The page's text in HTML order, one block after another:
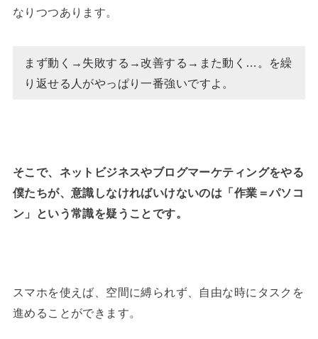
なりつつあります。
まず動く→失敗する→改善する→また動く…。を繰
り返せる人がやっぱり一番強いですよ。
そこで、ネットビジネスやブログマーケティングをやる
僕たちが、意識しなければいけないのは「作業＝パソコ
ン」という常識を疑うことです。
スマホを使えば、空間に縛られず、自由な時にタスクを
進めることができます。